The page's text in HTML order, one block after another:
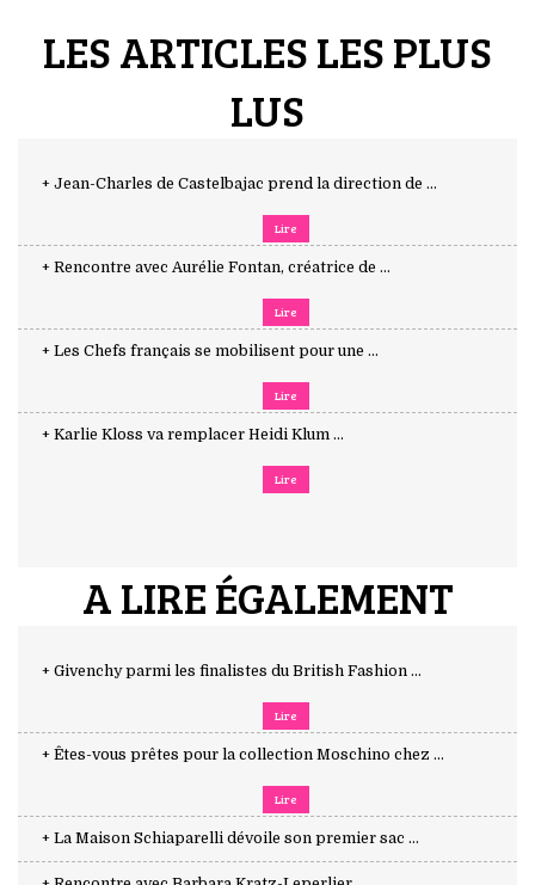
LES ARTICLES LES PLUS
LUS
+ Jean-Charles de Castelbajac prend la direction de ...
Lire
+ Rencontre avec Aurélie Fontan, créatrice de ...
Lire
+ Les Chefs français se mobilisent pour une ...
Lire
+ Karlie Kloss va remplacer Heidi Klum ...
Lire
A LIRE ÉGALEMENT
+ Givenchy parmi les finalistes du British Fashion ...
Lire
+ Êtes-vous prêtes pour la collection Moschino chez ...
Lire
+ La Maison Schiaparelli dévoile son premier sac ...